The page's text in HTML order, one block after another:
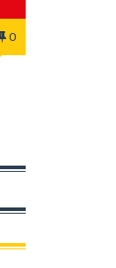
0